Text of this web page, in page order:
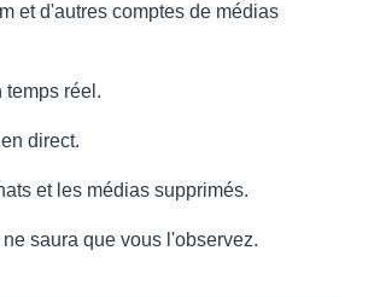
et d'autres comptes de médias
temps réel.
direct.
et les médias supprimés.
saura que vous l'observez.